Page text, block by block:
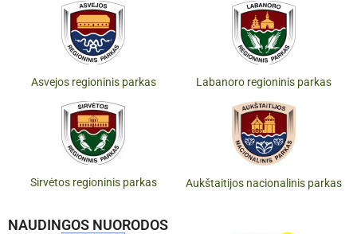
Asvejos regioninis parkas Labanoro regioninis parkas
Sirvėtos regioninis parkas Aukštaitijos nacionalinis parkas
NAUDINGOS NUORODOS